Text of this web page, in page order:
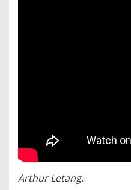
Arthur Letang.